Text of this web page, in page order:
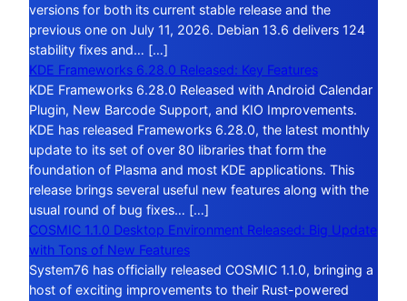
versions for both its current stable release and the
previous one on July 11, 2026. Debian 13.6 delivers 124
stability fixes and… […]
KDE Frameworks 6.28.0 Released: Key Features
KDE Frameworks 6.28.0 Released with Android Calendar
Plugin, New Barcode Support, and KIO Improvements.
KDE has released Frameworks 6.28.0, the latest monthly
update to its set of over 80 libraries that form the
foundation of Plasma and most KDE applications. This
release brings several useful new features along with the
usual round of bug fixes… […]
COSMIC 1.1.0 Desktop Environment Released: Big Update
with Tons of New Features
System76 has officially released COSMIC 1.1.0, bringing a
host of exciting improvements to their Rust-powered